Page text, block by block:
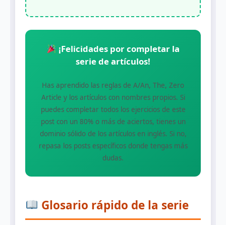
¡Felicidades por completar la
serie de artículos!
Has aprendido las reglas de A/An, The, Zero
Article y los artículos con nombres propios. Si
puedes completar todos los ejercicios de este
post con un 80% o más de aciertos, tienes un
dominio sólido de los artículos en inglés. Si no,
repasa los posts específicos donde tengas más
dudas.
Glosario rápido de la serie